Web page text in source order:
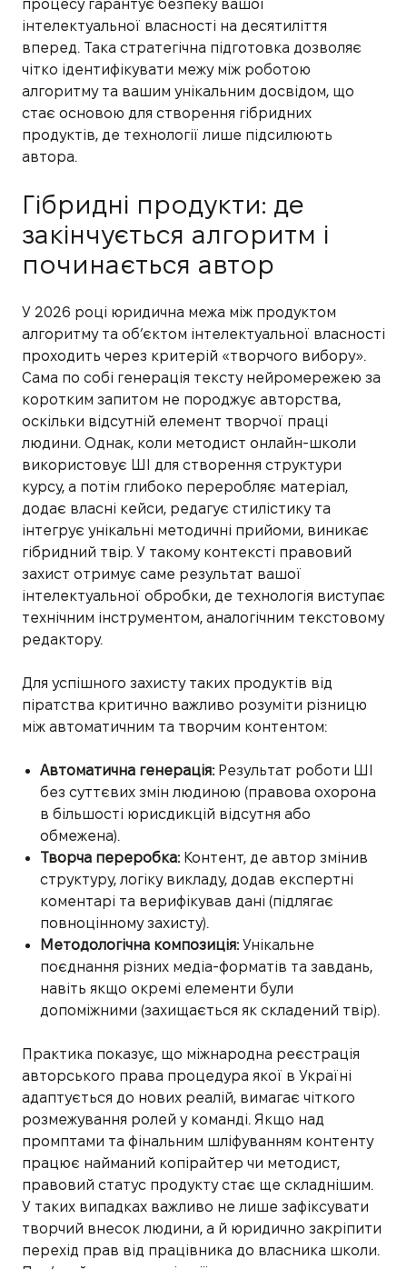
процесу гарантує безпеку вашої
інтелектуальної власності на десятиліття
вперед. Така стратегічна підготовка дозволяє
чітко ідентифікувати межу між роботою
алгоритму та вашим унікальним досвідом, що
стає основою для створення гібридних
продуктів, де технології лише підсилюють
автора.
Гібридні продукти: де
закінчується алгоритм і
починається автор
У 2026 році юридична межа між продуктом
алгоритму та об’єктом інтелектуальної власності
проходить через критерій «творчого вибору».
Сама по собі генерація тексту нейромережею за
коротким запитом не породжує авторства,
оскільки відсутній елемент творчої праці
людини. Однак, коли методист онлайн-школи
використовує ШІ для створення структури
курсу, а потім глибоко переробляє матеріал,
додає власні кейси, редагує стилістику та
інтегрує унікальні методичні прийоми, виникає
гібридний твір. У такому контексті правовий
захист отримує саме результат вашої
інтелектуальної обробки, де технологія виступає
технічним інструментом, аналогічним текстовому
редактору.
Для успішного захисту таких продуктів від
піратства критично важливо розуміти різницю
між автоматичним та творчим контентом:
Автоматична генерація:Результат роботи ШІ
без суттєвих змін людиною (правова охорона
в більшості юрисдикцій відсутня або
обмежена).
Творча переробка:Контент, де автор змінив
структуру, логіку викладу, додав експертні
коментарі та верифікував дані (підлягає
повноцінному захисту).
Методологічна композиція:Унікальне
поєднання різних медіа-форматів та завдань,
навіть якщо окремі елементи були
допоміжними (захищається як складений твір).
Практика показує, що міжнародна реєстрація
авторського права процедура якої в Україні
адаптується до нових реалій, вимагає чіткого
розмежування ролей у команді. Якщо над
промптами та фінальним шліфуванням контенту
працює найманий копірайтер чи методист,
правовий статус продукту стає ще складнішим.
У таких випадках важливо не лише зафіксувати
творчий внесок людини, а й юридично закріпити
перехід прав від працівника до власника школи.